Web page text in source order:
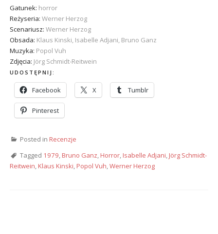
Gatunek: horror
Reżyseria: Werner Herzog
Scenariusz: Werner Herzog
Obsada: Klaus Kinski, Isabelle Adjani, Bruno Ganz
Muzyka: Popol Vuh
Zdjęcia: Jörg Schmidt-Reitwein
UDOSTĘPNIJ:
Facebook X Tumblr
Pinterest
Posted in Recenzje
Tagged 1979,Bruno Ganz,Horror,Isabelle Adjani,Jörg Schmidt-
Reitwein,Klaus Kinski,Popol Vuh,Werner Herzog